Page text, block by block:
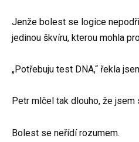
Jenže bolest se logice
jedinou škvíru, kterou mohla
„Potřebuju test DNA,“ řekla
Petr mlčel tak dlouho, že jsem
Bolest se neřídí rozumem.